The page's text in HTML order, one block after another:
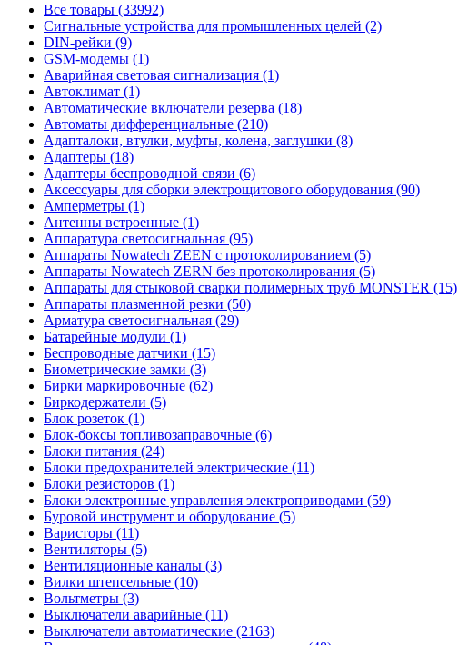
Все товары (33992)
Cигнальные устройства для промышленных целей (2)
DIN-рейки (9)
GSM-модемы (1)
Аварийная световая сигнализация (1)
Автоклимат (1)
Автоматические включатели резерва (18)
Автоматы дифференциальные (210)
Адапталоки, втулки, муфты, колена, заглушки (8)
Адаптеры (18)
Адаптеры беспроводной связи (6)
Аксессуары для сборки электрощитового оборудования (90)
Амперметры (1)
Антенны встроенные (1)
Аппаратура светосигнальная (95)
Аппараты Nowatech ZEEN c протоколированием (5)
Аппараты Nowatech ZERN без протоколирования (5)
Аппараты для стыковой сварки полимерных труб MONSTER (15)
Аппараты плазменной резки (50)
Арматура светосигнальная (29)
Батарейные модули (1)
Беспроводные датчики (15)
Биометрические замки (3)
Бирки маркировочные (62)
Биркодержатели (5)
Блок розеток (1)
Блок-боксы топливозаправочные (6)
Блоки питания (24)
Блоки предохранителей электрические (11)
Блоки резисторов (1)
Блоки электронные управления электроприводами (59)
Буровой инструмент и оборудование (5)
Варисторы (11)
Вентиляторы (5)
Вентиляционные каналы (3)
Вилки штепсельные (10)
Вольтметры (3)
Выключатели аварийные (11)
Выключатели автоматические (2163)